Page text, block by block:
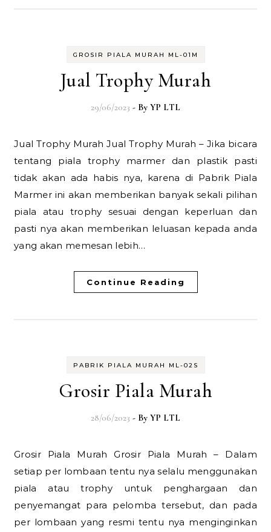
GROSIR PIALA MURAH ML-01M
Jual Trophy Murah
29/06/2023 - By YP LTL
Jual Trophy Murah Jual Trophy Murah – Jika bicara
tentang piala trophy marmer dan plastik pasti
tidak akan ada habis nya, karena di Pabrik Piala
Marmer ini akan memberikan banyak sekali pilihan
piala atau trophy sesuai dengan keperluan dan
pasti nya akan memberikan leluasan kepada anda
yang akan memesan lebih…
Continue Reading
PABRIK PIALA MURAH ML-02S
Grosir Piala Murah
28/06/2023 - By YP LTL
Grosir Piala Murah Grosir Piala Murah – Dalam
setiap per lombaan tentu nya selalu menggunakan
piala atau trophy untuk penghargaan dan
penyemangat para pelomba tersebut, dan pada
per lombaan yang resmi tentu nya menginginkan